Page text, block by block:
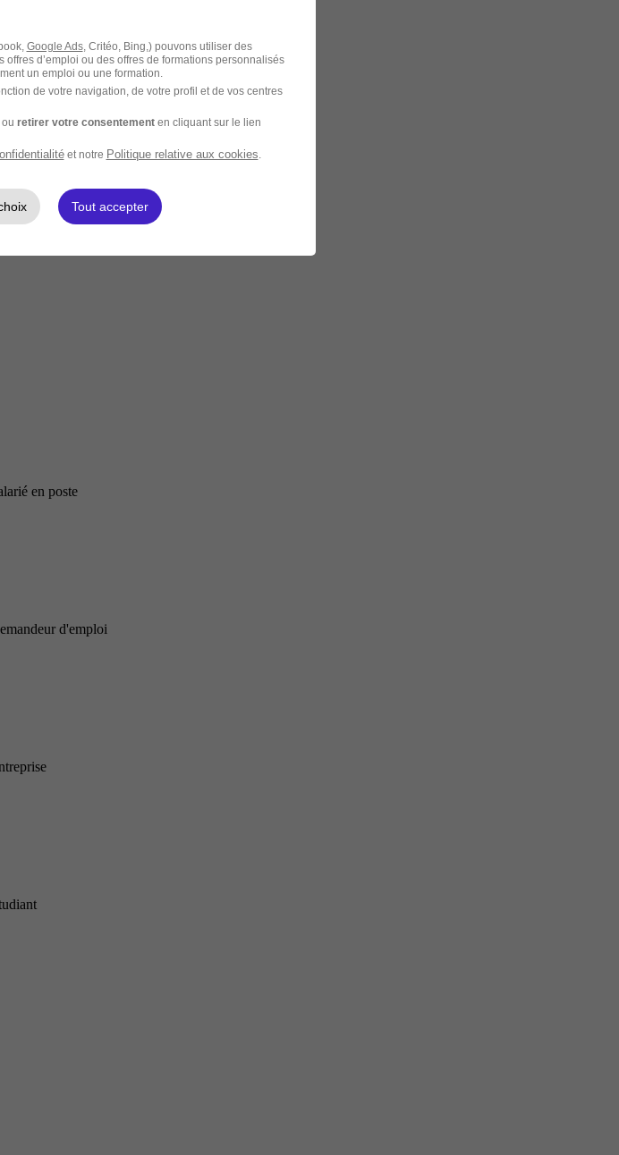
en poste
d'emploi
Google Ads, Critéo, Bing,) pouvons utiliser des
d’emploi ou des offres de formations personnalisés
un emploi ou une formation.
de votre navigation, de votre profil et de vos centres
ou retirer votre consentementen cliquant sur le lien
et notre Politique relative aux cookies
Tout accepter